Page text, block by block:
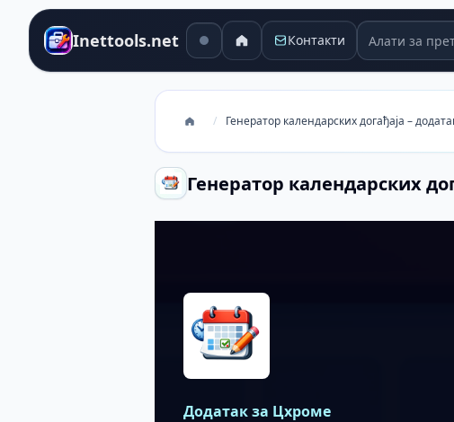
Inettools.net Контакти Алати за
/ Генератор календарских догађаја –
Генератор календарских
Додатак за Цхроме